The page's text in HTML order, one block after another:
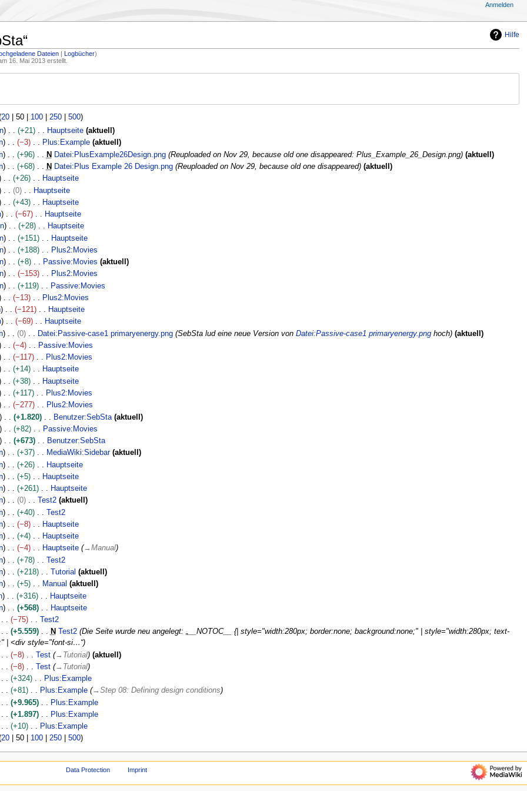
Hilfe
“
Dateien
Logbücher
16. Mai 2013 erstellt.
20| 50| 100| 250| 500)
+21
Hauptseite aktuell
−3
Plus:Example aktuell
+96 N Datei:PlusExample26Design.png Reuploaded on Nov 29, because old one disappeared: Plus_Example_26_Design.png
aktuell
+68 N Datei:Plus Example 26 Design.png Reuploaded on Nov 29, because old one disappeared aktuell
+26
Hauptseite
0
Hauptseite
+43
Hauptseite
−67
Hauptseite
+28
Hauptseite
+151
Hauptseite
+188
Plus2:Movies
+8
Passive:Movies
aktuell
−153
Plus2:Movies
+119
Passive:Movies
−13
Plus2:Movies
−121
Hauptseite
−69
Hauptseite
0 Datei:Passive-case1 primaryenergy.png SebSta lud eine neue Version von Datei:Passive-case1 primaryenergy.pnghoch aktuell
−4
Passive:Movies
−117
Plus2:Movies
+14
Hauptseite
+38
Hauptseite
+117
Plus2:Movies
−277
Plus2:Movies
+1.820
Benutzer:SebSta aktuell
+82
Passive:Movies
+673
Benutzer:SebSta
+37
MediaWiki:Sidebar aktuell
+26
Hauptseite
+5
Hauptseite
+261
Hauptseite
0
Test2 aktuell
+40
Test2
−8
Hauptseite
+4
Hauptseite
−4 Hauptseite →Manual
+78
Test2
+218
Tutorial
aktuell
+5
Manual
aktuell
+316
Hauptseite
+568
Hauptseite
−75
Test2
+5.559 N Test2 Die Seite wurde neu angelegt: „__NOTOC__ {| style="width:280px; border:none; background:none;" | style="width:280px; text-
| <div style="font-si…“
−8 Test → Tutorial
aktuell
−8 Test → Tutorial
+324
Plus:Example
+81 Plus:Example →Step 08: Defining design conditions
+9.965
Plus:Example
+1.897
Plus:Example
+10
Plus:Example
20| 50| 100| 250| 500)
Anmelden
Data Protection Imprint